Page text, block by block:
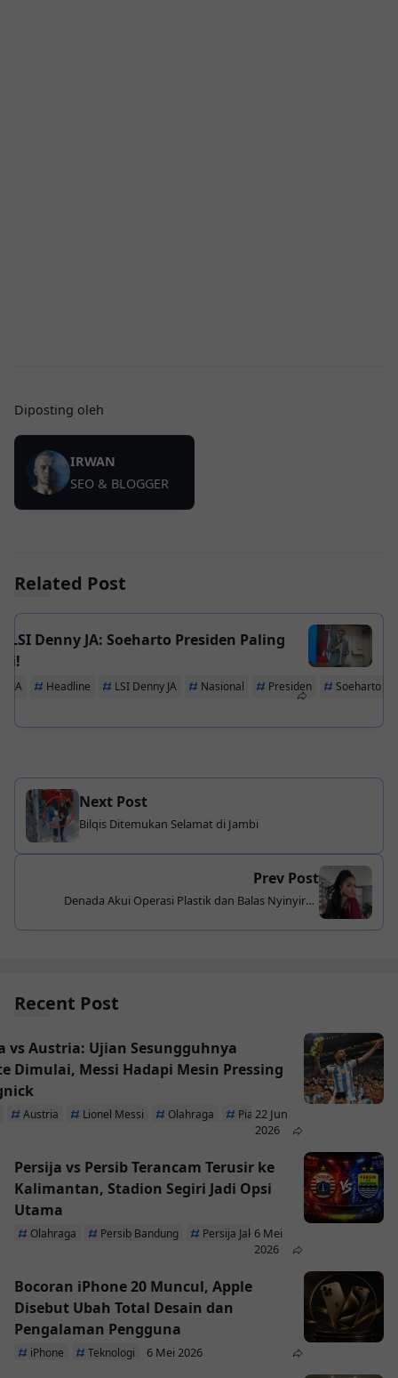
Diposting oleh
IRWAN
SEO & BLOGGER
Related Post
LSI Denny JA: Soeharto Presiden Paling
JA Headline LSI Denny JA Nasional Presiden Soeharto
Next Post
Bilqis Ditemukan Selamat di Jambi
Prev Post
Denada Akui Operasi Plastik dan Balas Nyinyiran
Recent Post
vs Austria: Ujian Sesungguhnya
Dimulai, Messi Hadapi Mesin Pressing
Austria Lionel Messi Olahraga Piala Dunia 2026
22 Jun
2026
Persija vs Persib Terancam Terusir ke
Kalimantan, Stadion Segiri Jadi Opsi
Utama
Olahraga Persib Bandung Persija Jakarta
6 Mei
2026
Bocoran iPhone 20 Muncul, Apple
Disebut Ubah Total Desain dan
Pengalaman Pengguna
iPhone Teknologi 6 Mei 2026